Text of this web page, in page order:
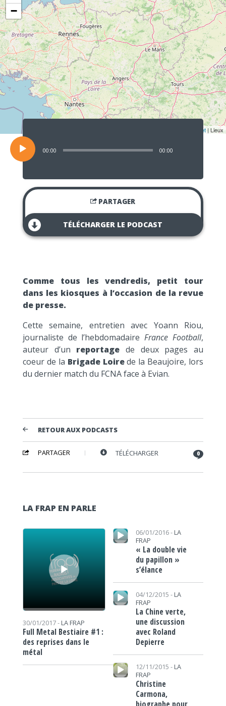
−
Leaflet | Lieux
Lecteur
audio
00:00 00:00
PARTAGER
TÉLÉCHARGER LE PODCAST
Comme tous les vendredis, petit tour
dans les kiosques à l’occasion de la revue
de presse.
Cette semaine, entretien avec Yoann Riou,
journaliste de l’hebdomadaireFrance Football,
auteur d’un reportage de deux pages au
coeur de la Brigade Loirede la Beaujoire, lors
du dernier match du FCNA face à Evian.
RETOUR AUX PODCASTS
PARTAGER TÉLÉCHARGER 0
LA FRAP EN PARLE
Lecteur audio
30/01/2017 - LA FRAP
Full Metal Bestiaire #1 :
des reprises dans le
métal
Lecteur audio 06/01/2016 - LA
FRAP
« La double vie
du papillon »
s’élance
Lecteur audio
04/12/2015 - LA
FRAP
La Chine verte,
une discussion
avec Roland
Depierre
Lecteur audio
12/11/2015 - LA
FRAP
Christine
Carmona,